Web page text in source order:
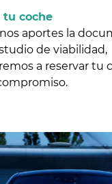
coche
aportes la
de viabilidad,
a reservar tu